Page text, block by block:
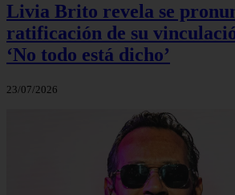
Livia Brito revela se
ratificación de su
‘No todo está dicho’
23/07/2026